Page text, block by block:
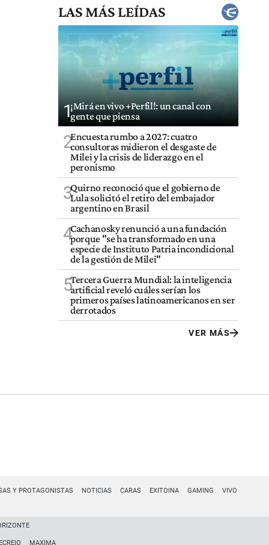
LAS MÁS LEÍDAS
1¡Mirá en vivo +Perfil!: un canal con
gente que piensa
2Encuesta rumbo a 2027: cuatro
consultoras midieron el desgaste de
Milei y la crisis de liderazgo en el
peronismo
3Quirno reconoció que el gobierno de
Lula solicitó el retiro del embajador
argentino en Brasil
4Cachanosky renunció a una fundación
porque "se ha transformado en una
especie de Instituto Patria incondicional
de la gestión de Milei"
5Tercera Guerra Mundial: la inteligencia
artificial reveló cuáles serían los
primeros países latinoamericanos en ser
derrotados
VER MÁS
Y PROTAGONISTAS NOTICIAS CARAS EXITOINA GAMING VIVO
MAXIMA